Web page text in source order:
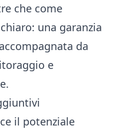
che come
una garanzia
da
e
il potenziale